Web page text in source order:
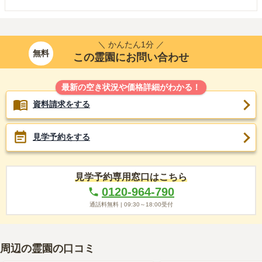
無料
＼ かんたん1分 ／
この霊園にお問い合わせ
最新の空き状況や価格詳細がわかる！
資料請求をする
見学予約をする
見学予約専用窓口はこちら
0120-964-790
通話料無料 | 09:30～18:00受付
周辺の霊園の口コミ